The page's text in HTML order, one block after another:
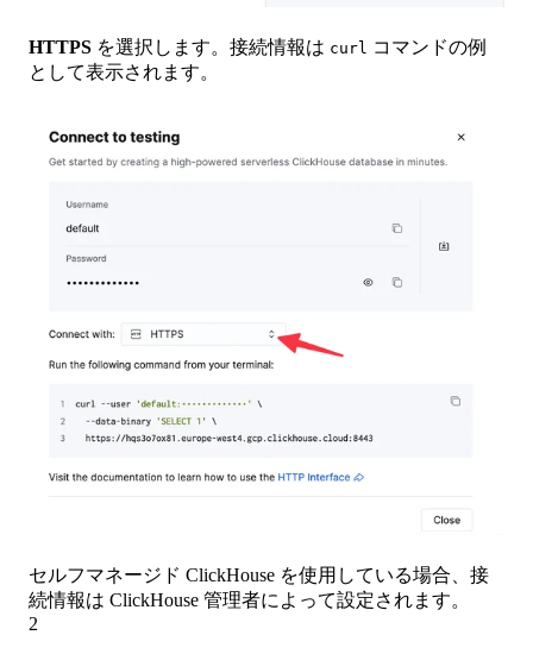
HTTPS を選択します。接続情報は curl コマンドの例
として表示されます。
セルフマネージド ClickHouse を使用している場合、接
続情報は ClickHouse 管理者によって設定されます。
2